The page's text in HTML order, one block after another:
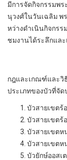
มีการจัดกิจกรรมพ
นุวงศ์ในวันเฉลิม พ
หว่างดําเนินกิจกรร
ชมงานได้ระลึกแล
กฎและเกณฑ์และวิ
ประเภทของบัวที่จัด
บัวสายเขตร้
บัวสายเขตร้
บัวสายเขตห
บัวสายเขตห
บัวยักษ์ออสเ